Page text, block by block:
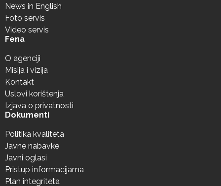
News in English
Foto servis
Video servis
Fena
O agenciji
Misija i vizija
Kontakt
Uslovi korištenja
Izjava o privatnosti
Dokumenti
Politika kvaliteta
Javne nabavke
Javni oglasi
Pristup informacijama
Plan integriteta